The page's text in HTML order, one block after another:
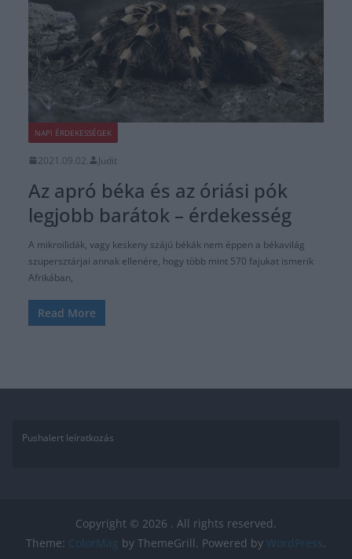
NAPI ÉRDEKESSÉGEK
2021.09.02. Judit
Az apró béka és az óriási pók
legjobb barátok – érdekesség
A mikroilidák, vagy keskeny szájú békák nem éppen a békavilág
szupersztárjai annak ellenére, hogy több mint 570 fajukat ismerik
Afrikában,
Read More
Pushalert leíratkozás
Copyright © 2026 . All rights reserved.
Theme: ColorMag by ThemeGrill. Powered by WordPress.